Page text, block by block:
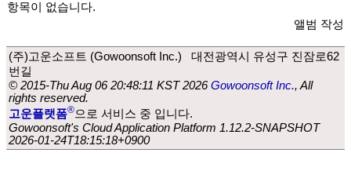
항목이 없습니다.
앨범 작성
(주)고운소프트 (Gowoonsoft Inc.) 대전광역시 유성구 진잠로62
번길
© 2015-Thu Aug 06 20:48:11 KST 2026Gowoonsoft Inc., All
rights reserved.
고운플랫폼®으로 서비스 중 입니다.
Gowoonsoft's Cloud Application Platform 1.12.2-SNAPSHOT
2026-01-24T18:15:18+0900